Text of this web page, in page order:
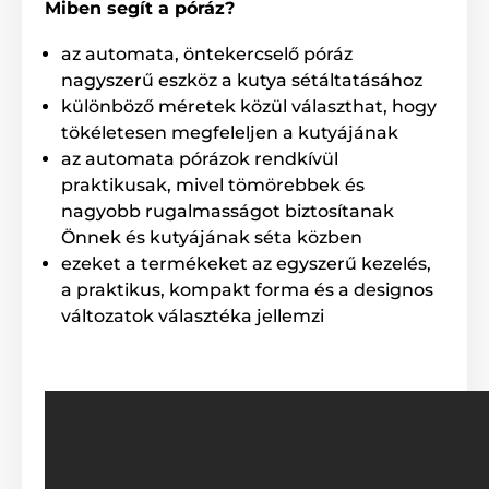
Az automata Reedog póráz
megbízható!
Miben segít a póráz?
az automata, öntekercselő póráz
nagyszerű eszköz a kutya sétáltatásához
különböző méretek közül választhat, hogy
tökéletesen megfeleljen a kutyájának
az automata pórázok rendkívül
praktikusak, mivel tömörebbek és
nagyobb rugalmasságot biztosítanak
Önnek és kutyájának séta közben
ezeket a termékeket az egyszerű kezelés,
a praktikus, kompakt forma és a designos
változatok választéka jellemzi